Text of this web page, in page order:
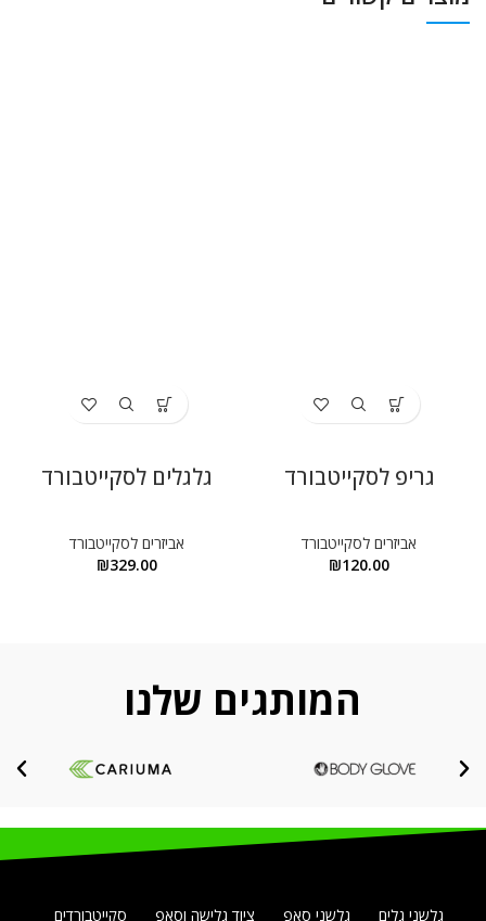
גריפ לסקייטבורד
אביזרים לסקייטבורד
₪120.00
גלגלים לסקייטבורד
אביזרים לסקייטבורד
₪329.00
המותגים שלנו
גלשני גלים גלשני סאפ ציוד גלישה וסאפ סקייטבורדים